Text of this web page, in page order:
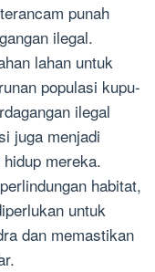
punah
ilegal.
lahan untuk
populasi kupu-
ilegal
juga menjadi
mereka.
habitat,
untuk
dan memastikan